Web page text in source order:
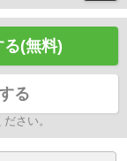
(無料)
る
さい。